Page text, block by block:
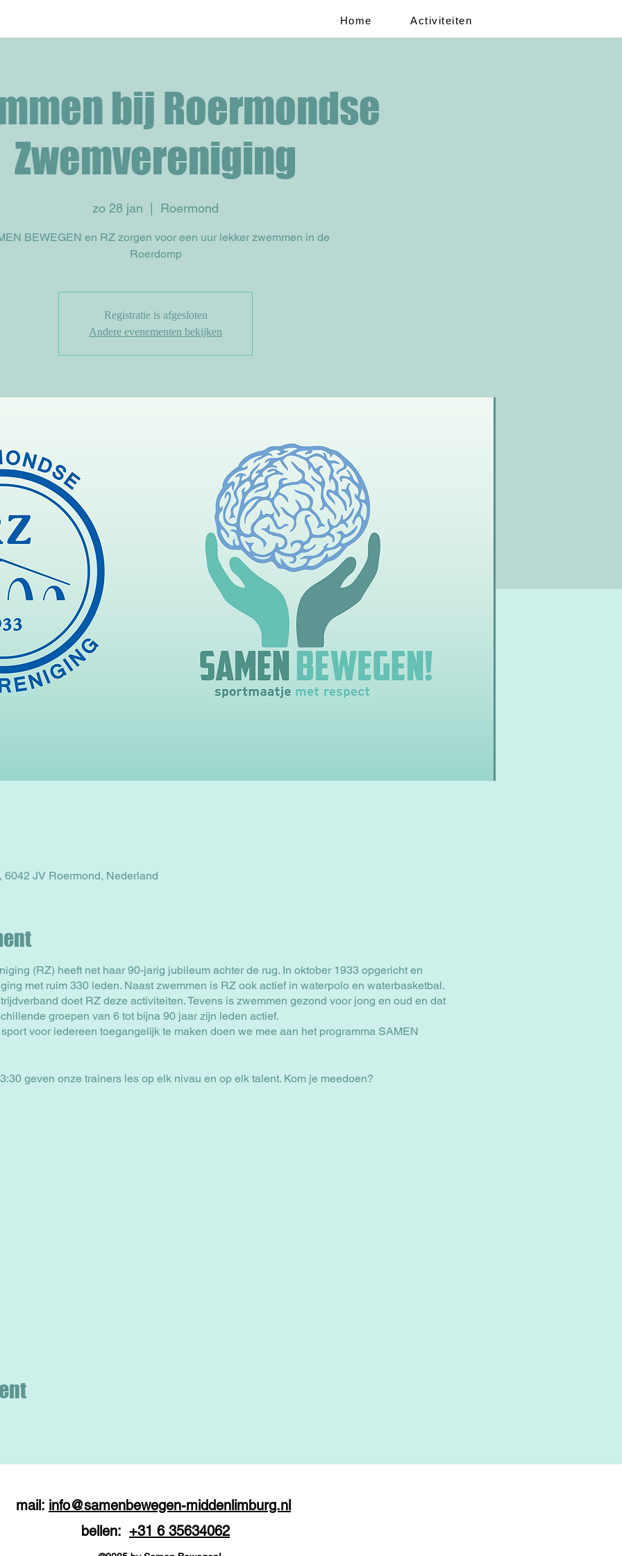
Home Activiteiten
bij Roermondse
Zwemvereniging
zo 28 jan Roermond
BEWEGEN en RZ zorgen voor een uur lekker zwemmen in de
Roerdomp
Registratie is afgesloten
Andere evenementen bekijken
JV Roermond, Nederland
(RZ) heeft net haar 90-jarig jubileum achter de rug. In oktober 1933 opgericht en
met ruim 330 leden. Naast zwemmen is RZ ook actief in waterpolo en waterbasketbal.
doet RZ deze activiteiten. Tevens is zwemmen gezond voor jong en oud en dat
groepen van 6 tot bijna 90 jaar zijn leden actief.
voor iedereen toegangelijk te maken doen we mee aan het programma SAMEN
geven onze trainers les op elk nivau en op elk talent. Kom je meedoen?
mail: info@samenbewegen-middenlimburg.nl
bellen: +31 6 35634062